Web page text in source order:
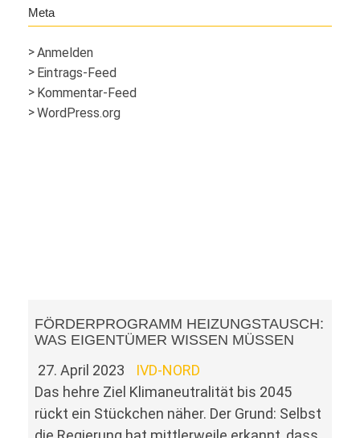
Meta
Anmelden
Eintrags-Feed
Kommentar-Feed
WordPress.org
FÖRDERPROGRAMM HEIZUNGSTAUSCH:
WAS EIGENTÜMER WISSEN MÜSSEN
27. April 2023
IVD-NORD
Das hehre Ziel Klimaneutralität bis 2045
rückt ein Stückchen näher. Der Grund: Selbst